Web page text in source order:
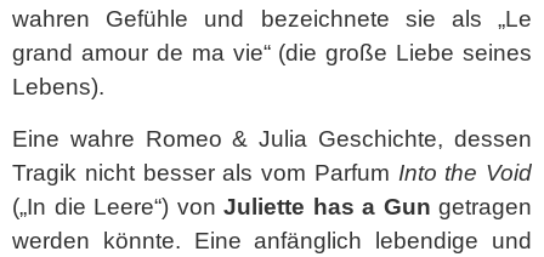
wahren Gefühle und bezeichnete sie als „Le
grand amour de ma vie“ (die große Liebe seines
Lebens).
Eine wahre Romeo & Julia Geschichte, dessen
Tragik nicht besser als vom Parfum Into the Void
(„In die Leere“) von Juliette has a Gun getragen
werden könnte. Eine anfänglich lebendige und